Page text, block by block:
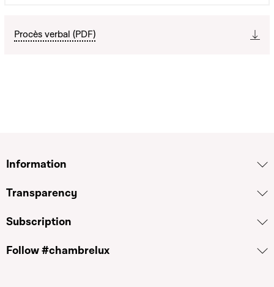
Procès verbal (PDF)
Information
Transparency
Subscription
Follow #chambrelux